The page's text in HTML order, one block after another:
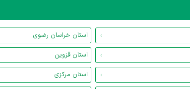
استان خراسان رضوی
استان قزوین
استان مرکزی